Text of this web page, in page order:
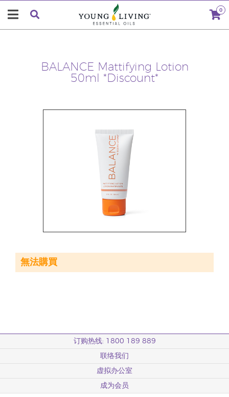
0
BALANCE Mattifying Lotion
50ml *Discount*
無法購買
订购热线: 1800 189 889
联络我们
虚拟办公室
成为会员